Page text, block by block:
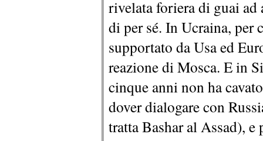
rivelata foriera di guai
di per sé. In Ucraina,
supportato da Usa ed
reazione di Mosca. E in
cinque anni non ha
dover dialogare con
tratta Bashar al Assad),